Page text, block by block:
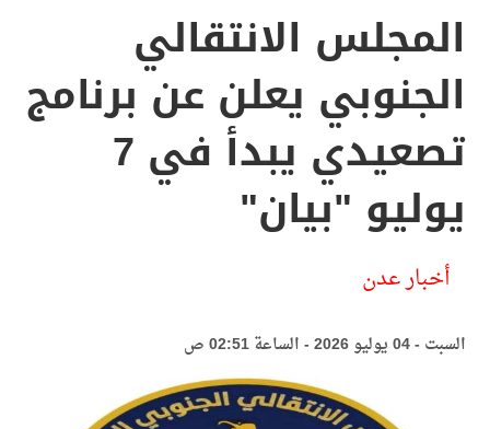
المجلس الانتقالي
الجنوبي يعلن عن برنامج
تصعيدي يبدأ في 7
يوليو "بيان"
أخبار عدن
السبت - 04 يوليو 2026 - الساعة 02:51 ص